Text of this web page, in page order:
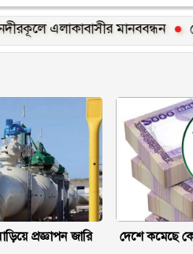
এলাকাবাসীর মানববন্ধন শেখ
প্রজ্ঞাপন জারি দেশে কমেছে